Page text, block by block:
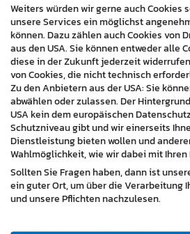
Branchen:
Gastronomie / Tourismus
« zurück
Weiters würden wir gerne auch Cookies
unsere Services ein möglichst
können. Dazu zählen auch Cookies von
aus den USA. Sie können entweder alle
diese in der Zukunft jederzeit
von Cookies, die nicht technisch
Zu den Anbietern aus der USA: Sie
abwählen oder zulassen. Der
USA kein dem europäischen
Schutzniveau gibt und wir einerseits
Dienstleistung bieten wollen und
Wahlmöglichkeit, wie wir dabei mit
Sollten Sie Fragen haben, dann ist
ein guter Ort, um über die Verarbeitung
und unsere Pflichten nachzulesen.